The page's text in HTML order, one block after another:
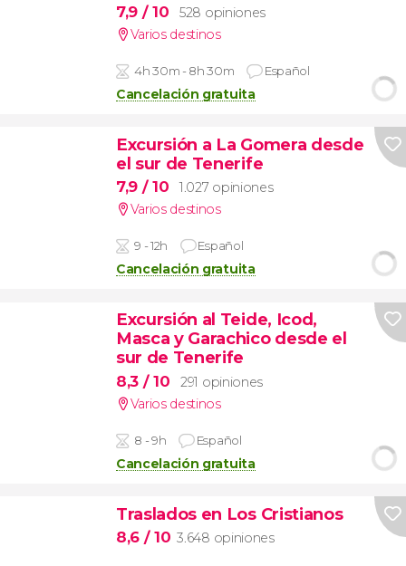
7,9 / 10
528 opiniones
Varios destinos
4h 30m - 8h 30m Español
Cancelación gratuita
Excursión a La Gomera desde
el sur de Tenerife
7,9 / 10
1.027 opiniones
Varios destinos
9 - 12h Español
Cancelación gratuita
Excursión al Teide, Icod,
Masca y Garachico desde el
sur de Tenerife
8,3 / 10
291 opiniones
Varios destinos
8 - 9h Español
Cancelación gratuita
Traslados en Los Cristianos
8,6 / 10 3.648 opiniones